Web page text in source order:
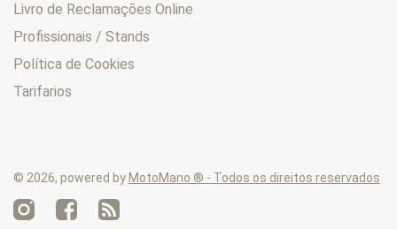
Livro de Reclamações Online
Profissionais / Stands
Política de Cookies
Tarifarios
© 2026, powered by MotoMano ® - Todos os direitos reservados